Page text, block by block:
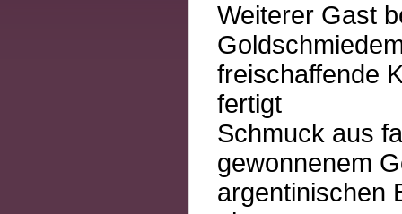
Weiterer Gast
freischaffende
fertigt
Schmuck aus
gewonnenem
argentinischen